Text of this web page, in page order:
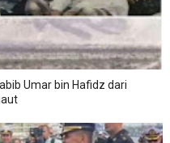
Umar bin Hafidz dari